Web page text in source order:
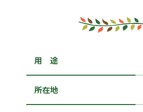
用 途
所在地